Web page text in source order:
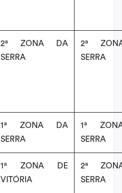
2ª ZONA DA
SERRA
2ª
SERRA
1ª ZONA DA
SERRA
1ª
SERRA
1ª ZONA DE
VITÓRIA
2ª
SERRA